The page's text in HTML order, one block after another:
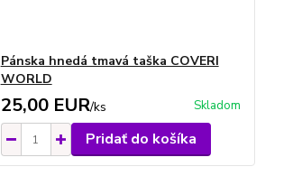
Pánska hnedá tmavá taška COVERI
WORLD
25,00 EUR/ks Skladom
Pridať do košíka